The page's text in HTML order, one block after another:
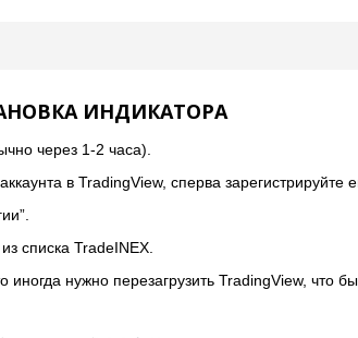
ИНДИКАТОРА
через 1-2 часа).
в TradingView, сперва зарегистрируйте
списка TradeINEX.
нужно перезагрузить TradingView, что